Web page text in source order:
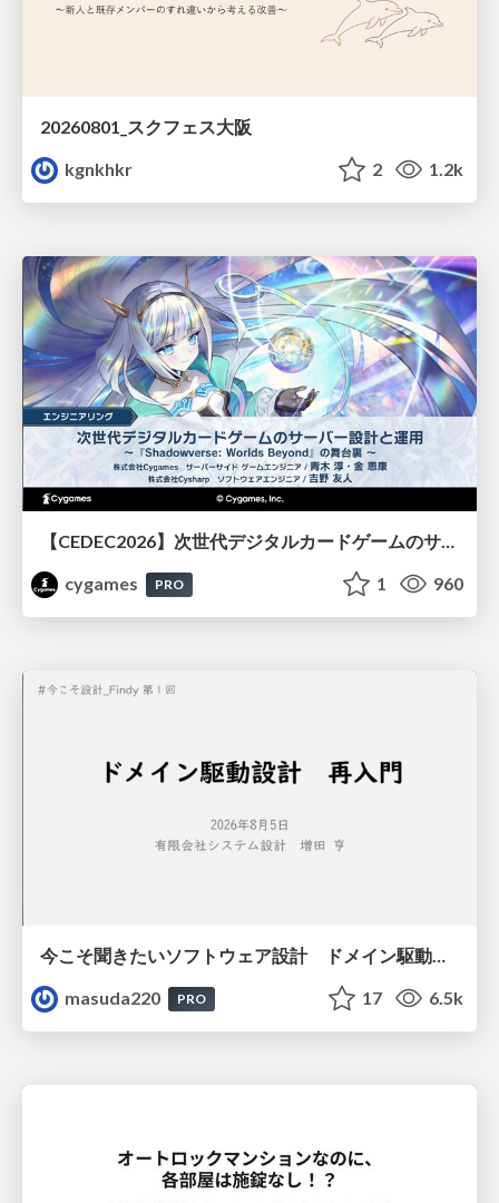
20260801_スクフェス大阪
kgnkhkr
2 1.2k
【CEDEC2026】次世代デジタルカードゲームのサーバー設計と運用 〜『Shadowverse: Worlds Beyond』の舞台裏～
cygames
PRO 1 960
今こそ聞きたいソフトウェア設計 ドメイン駆動設計再入門
masuda220
PRO 17 6.5k